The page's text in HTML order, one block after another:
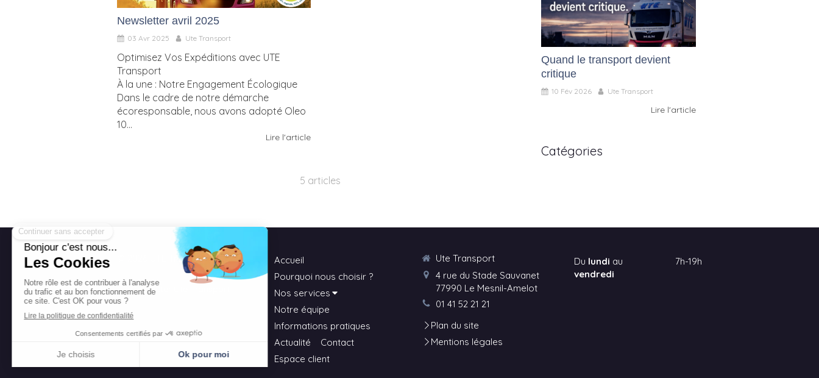
Newsletter avril 2025
03 Avr 2025 Ute Transport
Optimisez Vos Expéditions avec UTE
Transport
À la une : Notre Engagement Écologique
Dans le cadre de notre démarche
écoresponsable, nous avons adopté Oleo
10...
Lire l'article
5 articles
Quand le transport devient
critique
10 Fév 2026 Ute Transport
Lire l'article
Catégories
© 2026 UTE Transport
Contacter Ute Transport
Accueil
Pourquoi nous choisir ?
Nos services
Notre équipe
Informations pratiques
Actualité
Contact
Espace client
Ute Transport
4 rue du Stade Sauvanet
77990 Le Mesnil-Amelot
01 41 52 21 21
Plan du site
Mentions légales
Du lundi au
vendredi
7h-19h